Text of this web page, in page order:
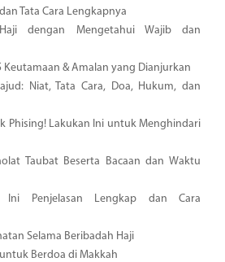
Tata Cara Lengkapnya
dengan Mengetahui Wajib dan
Keutamaan & Amalan yang Dianjurkan
Niat, Tata Cara, Doa, Hukum, dan
Phising! Lakukan Ini untuk Menghindari
Taubat Beserta Bacaan dan Waktu
Penjelasan Lengkap dan Cara
Selama Beribadah Haji
Berdoa di Makkah